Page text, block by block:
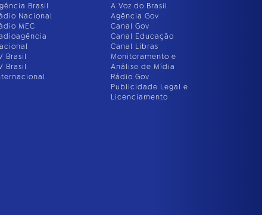
Brasil
Nacional
MEC
Brasil
Brasil
A Voz do Brasil
Agência Gov
Canal Gov
Canal Educação
Canal Libras
Monitoramento e
Análise de Mídia
Rádio Gov
Publicidade Legal e
Licenciamento